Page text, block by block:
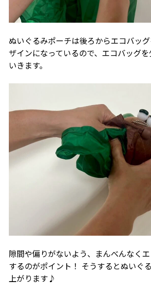
ぬいぐるみポーチは後ろからエコバッ
ザインになっているので、エコバッグ
いきます。
隙間や偏りがないよう、まんべんなく
するのがポイント！ そうするとぬいぐ
上がります♪